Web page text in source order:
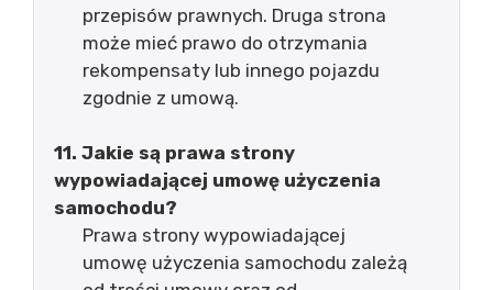
przepisów prawnych. Druga strona
może mieć prawo do otrzymania
rekompensaty lub innego pojazdu
zgodnie z umową.
11. Jakie są prawa strony
wypowiadającej umowę użyczenia
samochodu?
Prawa strony wypowiadającej
umowę użyczenia samochodu zależą